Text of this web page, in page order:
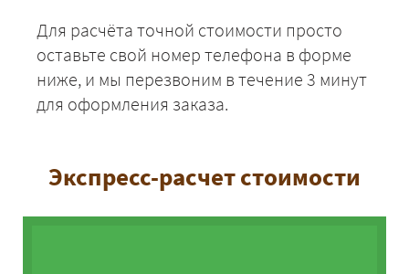
Для расчёта точной стоимости просто
оставьте свой номер телефона в форме
ниже, и мы перезвоним в течение 3 минут
для оформления заказа.
Экспресс-расчет стоимости